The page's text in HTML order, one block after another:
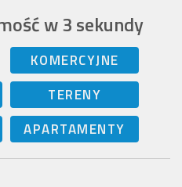
w 3 sekundy
KOMERCYJNE
TERENY
APARTAMENTY